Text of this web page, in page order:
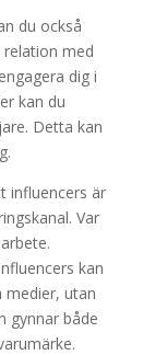
du också
med
dig i
kan du
Detta kan
influencers är
Var
kan
medier, utan
gynnar både